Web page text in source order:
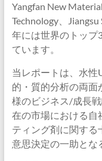
Yangfan New
Technology、
年には世界のトップ
ています。
当レポートは、水
的・質的分析の両面
様のビジネス/成長
在の市場における自
ティング剤に関する
意思決定の一助とな